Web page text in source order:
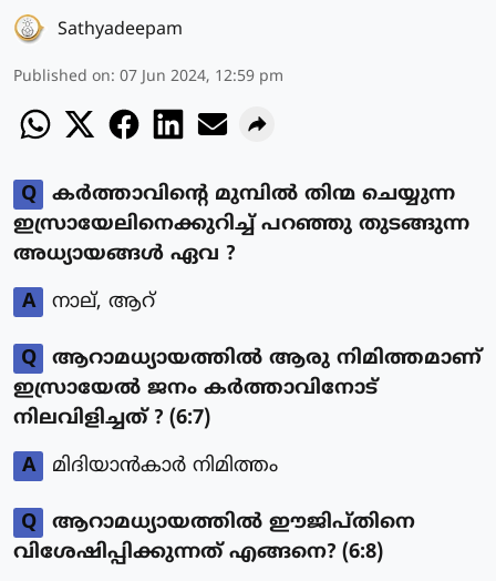
Sathyadeepam
Published on: 07 Jun 2024, 12:59 pm
Q
കര്‍ത്താവിന്റെ മുമ്പില്‍ തിന്മ ചെയ്യുന്ന
ഇസ്രായേലിനെക്കുറിച്ച് പറഞ്ഞു തുടങ്ങുന്ന
അധ്യായങ്ങള്‍ ഏവ ?
A
നാല്, ആറ്
Q
ആറാമധ്യായത്തില്‍ ആരു നിമിത്തമാണ്
ഇസ്രായേല്‍ ജനം കര്‍ത്താവിനോട്
നിലവിളിച്ചത് ? (6:7)
A
മിദിയാന്‍കാര്‍ നിമിത്തം
Q
ആറാമധ്യായത്തില്‍ ഈജിപ്തിനെ
വിശേഷിപ്പിക്കുന്നത് എങ്ങനെ? (6:8)